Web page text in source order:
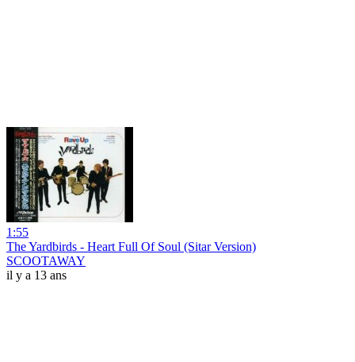
1:55
The Yardbirds - Heart Full Of Soul (Sitar Version)
SCOOTAWAY
il y a 13 ans